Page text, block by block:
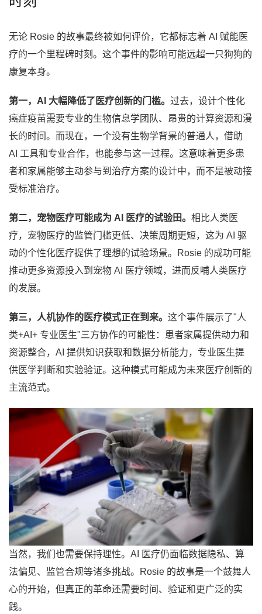
无论 Rosie 的故事最终被如何评价，它都标志着 AI 赋能医
疗的一个里程碑时刻。这个事件的影响可能远超一只狗狗的
康复本身。
第一，AI 大幅降低了医疗创新的门槛。 过去，设计个性化
癌症疫苗需要专业的生物信息学团队、昂贵的计算资源和漫
长的时间。而现在，一个没有生物学背景的普通人，借助
AI 工具和专业合作，也能参与这一过程。这意味着更多患
者和家属能够主动参与到治疗方案的设计中，而不是被动接
受标准治疗。
第二，宠物医疗可能成为 AI 医疗的试验田。 相比人类医
疗，宠物医疗的监管门槛更低、决策周期更短，这为 AI 驱
动的个性化医疗提供了理想的试验场景。Rosie 的成功可能
推动更多资源投入到宠物 AI 医疗领域，进而反哺人类医疗
的发展。
第三，人机协作的医疗模式正在到来。 这个事件展示了"人
类+AI+ 专业医生"三方协作的可能性：患者家属提供动力和
资源整合，AI 提供知识获取和数据分析能力，专业医生提
供医学判断和实验验证。这种模式可能成为未来医疗创新的
主流范式。
当然，我们也需要保持理性。AI 医疗仍面临数据隐私、算
法偏见、监管合规等诸多挑战。Rosie 的故事是一个鼓舞人
心的开始，但真正的革命还需要时间、验证和更广泛的实
践。